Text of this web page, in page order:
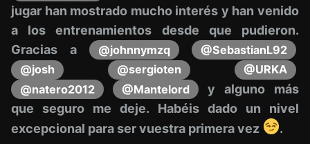
jugar han mostrado mucho interés y han venido
a los entrenamientos desde que pudieron.
Gracias a
@johnnymzq
@SebastianL92
@josh
@sergioten
@URKA
@natero2012
@Mantelord
y alguno más
que seguro me deje. Habéis dado un nivel
excepcional para ser vuestra primera vez
.